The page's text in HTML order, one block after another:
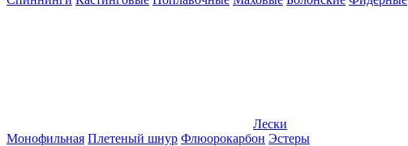
Лески
Монофильная Плетеный шнур Флюорокарбон Эстеры